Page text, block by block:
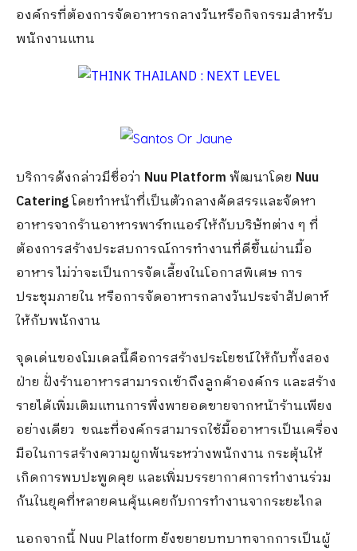
องค์กรที่ต้องการจัดอาหารกลางวันหรือกิจกรรมสำหรับ
พนักงานแทน
บริการดังกล่าวมีชื่อว่า Nuu Platformพัฒนาโดย Nuu
Cateringโดยทำหน้าที่เป็นตัวกลางคัดสรรและจัดหา
อาหารจากร้านอาหารพาร์ทเนอร์ให้กับบริษัทต่าง ๆ ที่
ต้องการสร้างประสบการณ์การทำงานที่ดีขึ้นผ่านมื้อ
อาหาร ไม่ว่าจะเป็นการจัดเลี้ยงในโอกาสพิเศษ การ
ประชุมภายใน หรือการจัดอาหารกลางวันประจำสัปดาห์
ให้กับพนักงาน
จุดเด่นของโมเดลนี้คือการสร้างประโยชน์ให้กับทั้งสอง
ฝ่าย ฝั่งร้านอาหารสามารถเข้าถึงลูกค้าองค์กร และสร้าง
รายได้เพิ่มเติมแทนการพึ่งพายอดขายจากหน้าร้านเพียง
อย่างเดียว ขณะที่องค์กรสามารถใช้มื้ออาหารเป็นเครื่อง
มือในการสร้างความผูกพันระหว่างพนักงาน กระตุ้นให้
เกิดการพบปะพูดคุย และเพิ่มบรรยากาศการทำงานร่วม
กันในยุคที่หลายคนคุ้นเคยกับการทำงานจากระยะไกล
นอกจากนี้ Nuu Platform ยังขยายบทบาทจากการเป็นผู้